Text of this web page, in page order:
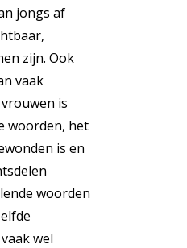
jongs af
zijn. Ook
vaak
is
woorden, het
is en
woorden
wel